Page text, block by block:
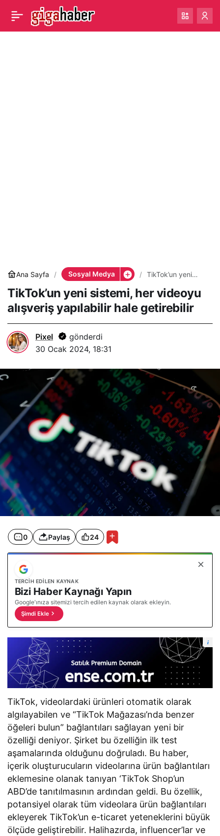
Ana Sayfa Sosyal Medya
TikTok’un yeni
videoyu alışveriş
yapılabilir hale
getirebilir
TikTok’un yeni sistemi, her videoyu
alışveriş yapılabilir hale getirebilir
Pixel
gönderdi
30 Ocak 2024, 18:31
0 Paylaş 24
TERCIH EDILEN KAYNAK
Bizi Haber Kaynağı Yapın
Google'ınıza sitemizi tercih edilen kaynak olarak ekleyin.
Şimdi Ekle
i
TikTok, videolardaki ürünleri otomatik olarak
algılayabilen ve “TikTok Mağazası’nda benzer
öğeleri bulun” bağlantıları sağlayan yeni bir
özelliği deniyor. Şirket bu özelliğin ilk test
aşamalarında olduğunu doğruladı. Bu haber,
içerik oluşturucuların videolarına ürün bağlantıları
eklemesine olanak tanıyan ‘TikTok Shop’un
ABD’de tanıtılmasının ardından geldi. Bu özellik,
potansiyel olarak tüm videolara ürün bağlantıları
ekleyerek TikTok’un e-ticaret yeteneklerini büyük
ölçüde geliştirebilir. Halihazırda, influencer’lar ve
X, Hitler’i öven tartışmalı Paylaş